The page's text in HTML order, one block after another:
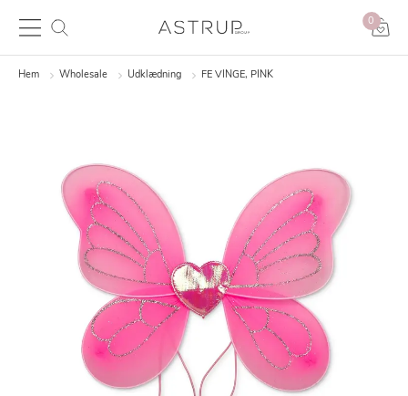
0
Hem Wholesale Udklædning FE VINGE, PINK